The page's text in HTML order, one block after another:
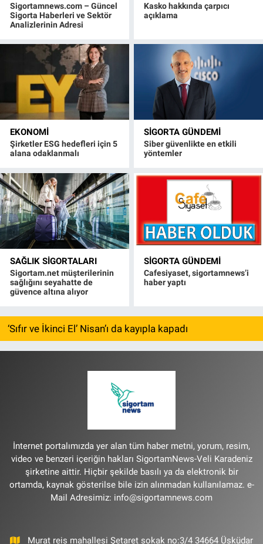
Sigortamnews.com – Güncel
Sigorta Haberleri ve Sektör
Analizlerinin Adresi
Kasko hakkında çarpıcı
açıklama
EKONOMI
Şirketler ESG hedefleri için 5
alana odaklanmalı
SIGORTA GÜNDEMI
Siber güvenlikte en etkili
yöntemler
SAĞLIK SIGORTALARI
Sigortam.net müşterilerinin
sağlığını seyahatte de
güvence altına alıyor
SIGORTA GÜNDEMI
Cafesiyaset, sigortamnews’i
haber yaptı
‘Sıfır ve İkinci El’ Nisan’ı da kayıpla kapadı
İnternet portalımızda yer alan tüm haber metni, yorum, resim,
video ve benzeri içeriğin hakları SigortamNews-Veli Karadeniz
şirketine aittir. Hiçbir şekilde basılı ya da elektronik bir
ortamda, kaynak gösterilse bile izin alınmadan kullanılamaz. e-
Mail Adresimiz: info@sigortamnews.com
Murat reis mahallesi Şetaret sokak no:3/4 34664 Üsküdar